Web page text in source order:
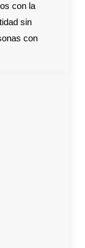
con la
sin
con